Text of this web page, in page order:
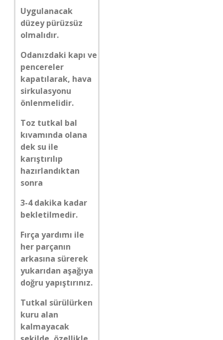
Uygulanacak
düzey pürüzsüz
olmalıdır.
Odanızdaki kapı ve
pencereler
kapatılarak, hava
sirkulasyonu
önlenmelidir.
Toz tutkal bal
kıvamında olana
dek su ile
karıştırılıp
hazırlandıktan
sonra
3-4 dakika kadar
bekletilmedir.
Fırça yardımı ile
her parçanın
arkasına sürerek
yukarıdan aşağıya
doğru yapıştırınız.
Tutkal sürülürken
kuru alan
kalmayacak